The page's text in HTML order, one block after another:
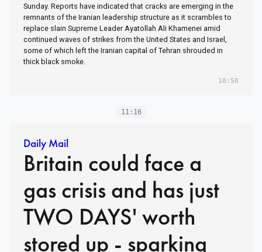
Sunday. Reports have indicated that cracks are emerging in the
remnants of the Iranian leadership structure as it scrambles to
replace slain Supreme Leader Ayatollah Ali Khamenei amid
continued waves of strikes from the United States and Israel,
some of which left the Iranian capital of Tehran shrouded in
thick black smoke.
10:50
11:16
Daily Mail
Britain could face a
gas crisis and has just
TWO DAYS' worth
stored up - sparking